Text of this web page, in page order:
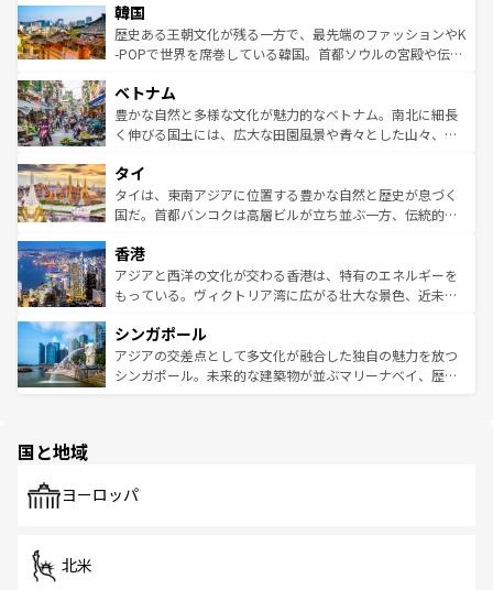
ワイを、存分に味わってほしい。 なお、新着のハワイ情報
はコンテンツ一覧を参照してほしい。
いる。アクティビティも充実しており、サーフィンやダイ
ビング、ハイキングなど、アウトドア好きにはたまらな
い。オーストラリアの多彩な魅力を存分に味わいつくそ
参照してほしい。
ン）、静ひつな山岳地帯である台湾東部など、都市の喧騒
と山間の静けさが共存しており、訪れる人に新しい発見と
驚きをもたらしてくれる。また、奥深い台湾の食文化も魅
容にもいいと評判のスイーツなど、バラエティ豊かな料理
が味わえる。 なお、新着の台湾情報は コンテンツ一覧を参
照してほしい。
韓国
歴史ある王朝文化が残る一方で、最先端のファッションやK
-POPで世界を席巻している韓国。首都ソウルの宮殿や伝統
き、地方に足を延ばせば四季折々の自然美を楽しむことが
できる。そして、キムチや焼肉、絶品のストリートフード
まで、さまざまな韓国料理が待っている。夜には、韓国な
リティに包まれながら、韓国の多彩な魅力を心ゆくまで味
わってみてほしい。 なお、新着の韓国情報はコンテンツ一
覧を参照してほしい。
ベトナム
豊かな自然と多様な文化が魅力的なベトナム。南北に細長
く伸びる国土には、広大な田園風景や青々とした山々、世
急速な発展と共に伝統が息づく。ハノイの古い町並みやホ
ーチミン市のフランス統治時代の建物も、独特の雰囲気を
醸し出している。また、バラエティの豊かさとおいしさで
とつ。フォーやバインミー、ベトナムコーヒーなどは、ぜ
ひ現地で味わいたい。どの地域を訪れてもあたたかい人々
が旅行者を迎えてくれるので、きっと忘れられない旅にな
参照してほしい。
タイ
タイは、東南アジアに位置する豊かな自然と歴史が息づく
国だ。首都バンコクは高層ビルが立ち並ぶ一方、伝統的な
の活気が交差している。北部ではチェンマイなどの山岳地
帯で自然と触れ合い、南部ではプーケットやクラビの美し
いビーチでリゾート気分を楽しむことができる。タイ料理
激する。気候は一年中温暖で、どの季節にも異なる楽しみ
が待っている。親しみやすいタイの人々、仏教を中心とし
た文化、そして多様な観光資源が、訪れる旅人を魅了し続
香港
アジアと西洋の文化が交わる香港は、特有のエネルギーを
もっている。ヴィクトリア湾に広がる壮大な景色、近未来
み、どこを訪れても感動するはず。観光スポットが密集し
ており、効率よく見どころを回れるのも魅力。息をのむよ
うな絶景から文化的な体験まで、香港を存分に楽しみ尽く
シンガポール
アジアの交差点として多文化が融合した独自の魅力を放つ
シンガポール。未来的な建築物が並ぶマリーナベイ、歴史
で、ホーカーズは地元の風情を楽しめる外せないスポット
国と地域
ヨーロッパ
北米